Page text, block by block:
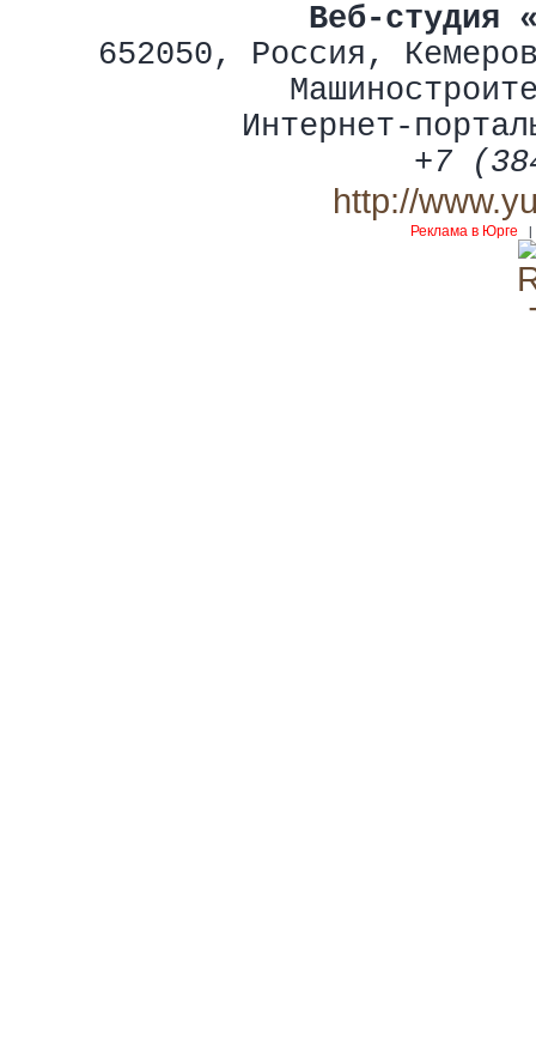
Веб-студия
652050, Россия ,
Интернет-
+7
http://
Реклама в Юрге